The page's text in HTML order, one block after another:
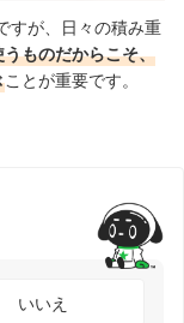
すが、日々の積み重
うものだからこそ、
ことが重要です。
いいえ